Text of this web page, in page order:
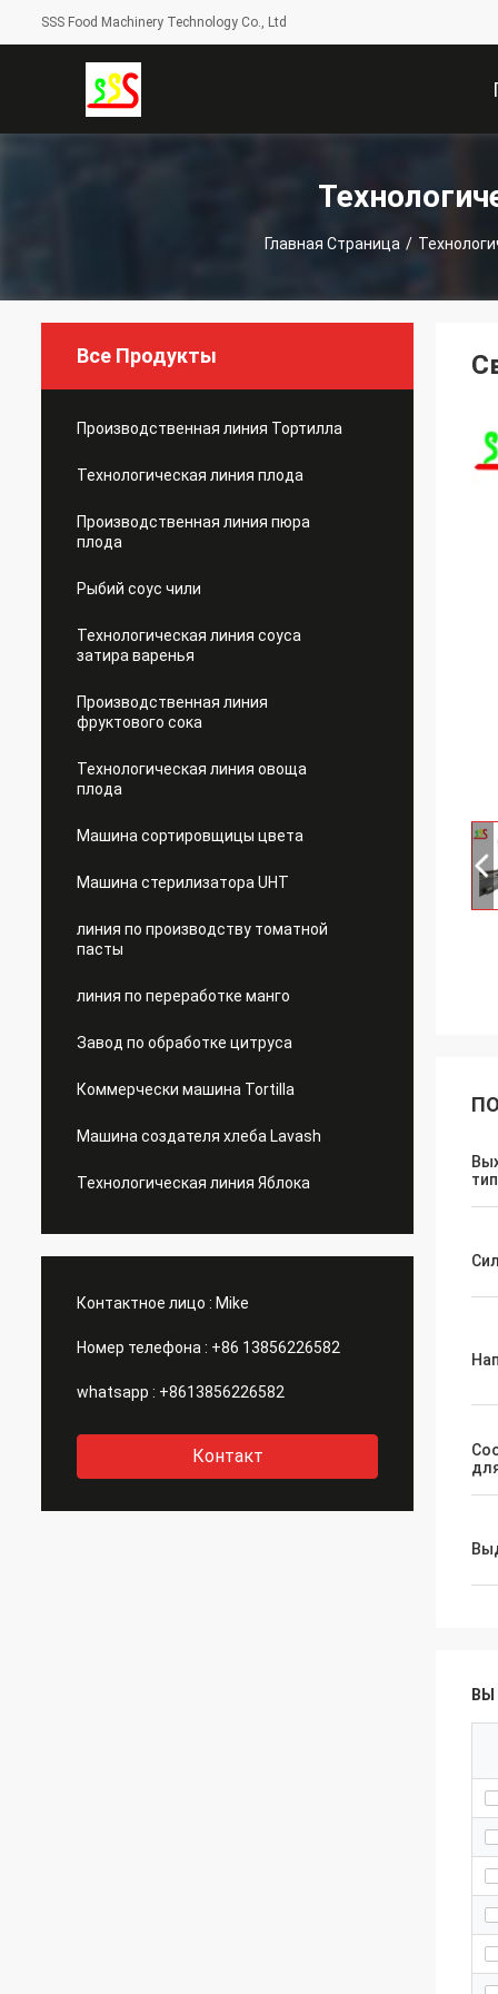
SSS Food Machinery Technology Co., Ltd
Главная Страница /
Все Продукты
Производственная линия Тортилла
Технологическая линия плода
Производственная линия пюра
плода
Рыбий соус чили
Технологическая линия соуса
затира варенья
Производственная линия
фруктового сока
Технологическая линия овоща
плода
Машина сортировщицы цвета
Машина стерилизатора UHT
линия по производству томатной
пасты
линия по переработке манго
Завод по обработке цитруса
Коммерчески машина Tortilla
Машина создателя хлеба Lavash
Технологическая линия Яблока
Контактное лицо : Mike
Номер телефона : +86 13856226582
whatsapp : +8613856226582
Контакт
тип